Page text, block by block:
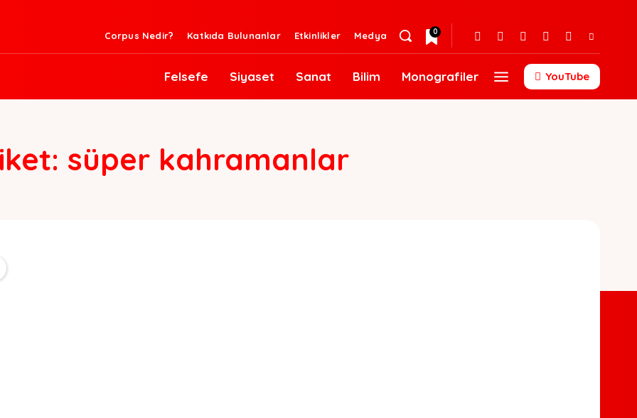
Corpus Nedir? Katkıda Bulunanlar Etkinlikler Medya 0
Felsefe Siyaset Sanat Bilim Monografiler YouTube
süper kahramanlar